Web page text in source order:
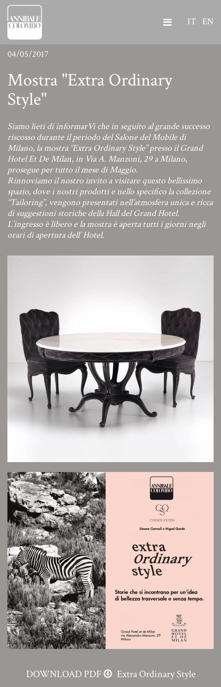
IT EN
04/05/2017
Mostra "Extra Ordinary
Style"
Siamo lieti di informarVi che in seguito al grande successo
riscosso durante il periodo del Salone del Mobile di
Milano, la mostra “Extra Ordinary Style” presso il Grand
Hotel Et De Milan, in Via A. Manzoni, 29 a Milano,
prosegue per tutto il mese di Maggio.
Rinnoviamo il nostro invito a visitare questo bellissimo
spazio, dove i nostri prodotti e nello specifico la collezione
“Tailoring”, vengono presentati nell’atmosfera unica e ricca
di suggestioni storiche della Hall del Grand Hotel.
L’ingresso è libero e la mostra è aperta tutti i giorni negli
orari di apertura dell’ Hotel.
DOWNLOAD PDF
Extra Ordinary Style